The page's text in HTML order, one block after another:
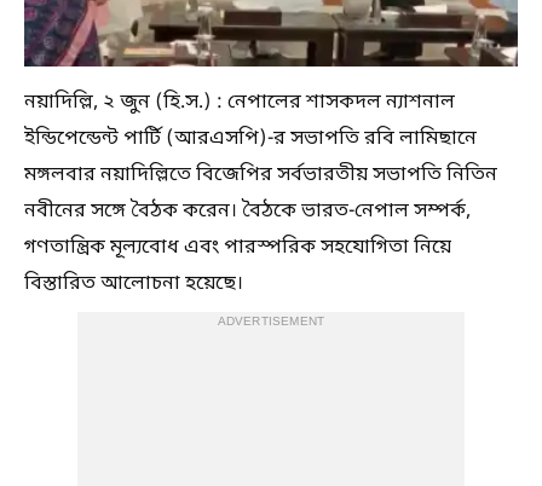
নয়াদিল্লি, ২ জুন (হি.স.) : নেপালের শাসকদল ন্যাশনাল
ইন্ডিপেন্ডেন্ট পার্টি (আরএসপি)-র সভাপতি রবি লামিছানে
মঙ্গলবার নয়াদিল্লিতে বিজেপির সর্বভারতীয় সভাপতি নিতিন
নবীনের সঙ্গে বৈঠক করেন। বৈঠকে ভারত-নেপাল সম্পর্ক,
গণতান্ত্রিক মূল্যবোধ এবং পারস্পরিক সহযোগিতা নিয়ে
বিস্তারিত আলোচনা হয়েছে।
ADVERTISEMENT